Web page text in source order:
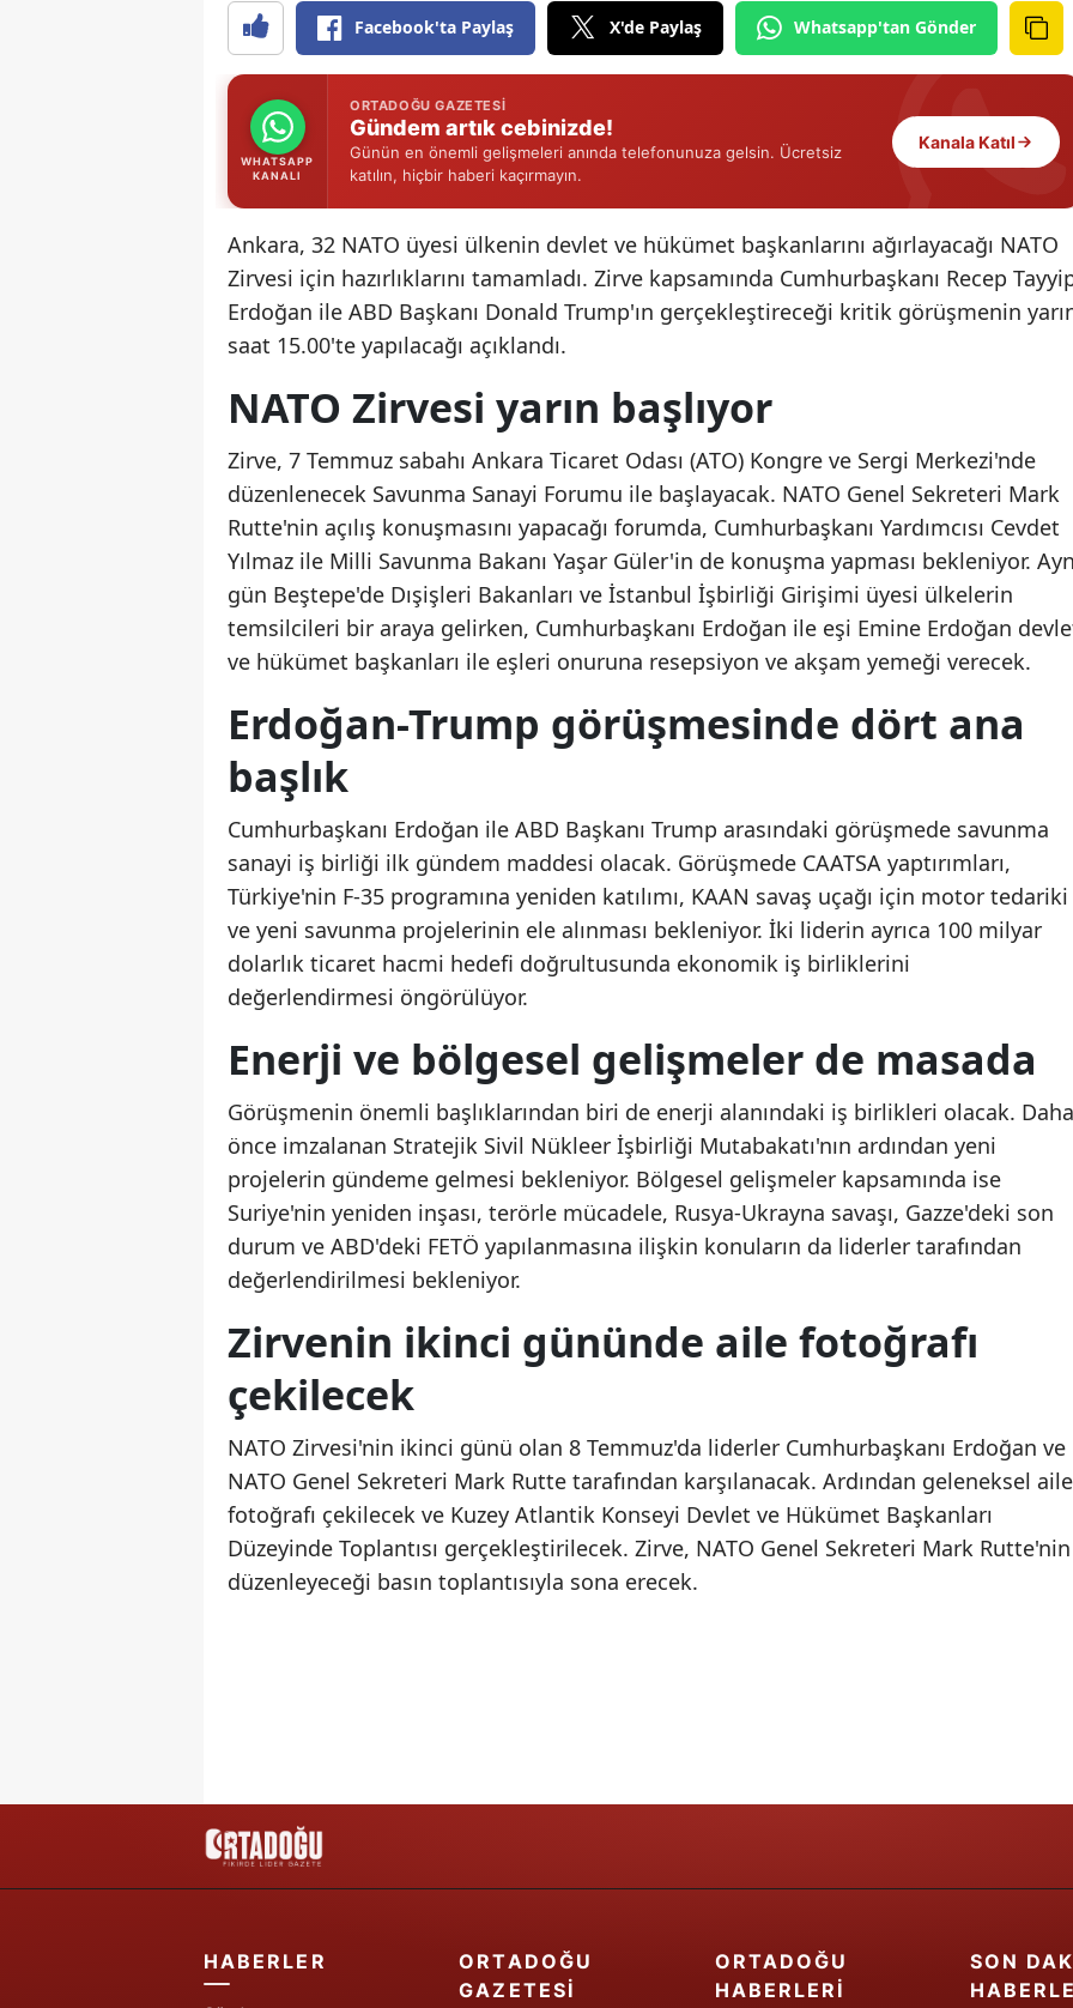
Erzurum
Gümüşhane
Hakkari
Hatay
Mersin
İstanbul
İzmir
Kastamonu
Kayseri
Kırklareli
Kocaeli
Konya
Kütahya
Malatya
Kahramanmaraş
Mardin
Muğla
Muş
Nevşehir
Ordu
Sakarya
Samsun
Siirt
Trabzon
Facebook'ta Paylaş X'de Paylaş Whatsapp'tan Gönder
WHATSAPP
KANALI
ORTADOĞU GAZETESI
Gündem artık cebinizde!
Günün en önemli gelişmeleri anında telefonunuza gelsin. Ücretsiz
katılın, hiçbir haberi kaçırmayın.
Kanala Katıl
Ankara, 32 NATO üyesi ülkenin devlet ve hükümet başkanlarını ağırlayacağı NATO
Zirvesi için hazırlıklarını tamamladı. Zirve kapsamında Cumhurbaşkanı Recep
Erdoğan ile ABD Başkanı Donald Trump'ın gerçekleştireceği kritik görüşmenin
saat 15.00'te yapılacağı açıklandı.
NATO Zirvesi yarın başlıyor
Zirve, 7 Temmuz sabahı Ankara Ticaret Odası (ATO) Kongre ve Sergi Merkezi'nde
düzenlenecek Savunma Sanayi Forumu ile başlayacak. NATO Genel Sekreteri Mark
Rutte'nin açılış konuşmasını yapacağı forumda, Cumhurbaşkanı Yardımcısı Cevdet
Yılmaz ile Milli Savunma Bakanı Yaşar Güler'in de konuşma yapması bekleniyor.
gün Beştepe'de Dışişleri Bakanları ve İstanbul İşbirliği Girişimi üyesi ülkelerin
temsilcileri bir araya gelirken, Cumhurbaşkanı Erdoğan ile eşi Emine Erdoğan
ve hükümet başkanları ile eşleri onuruna resepsiyon ve akşam yemeği verecek.
Erdoğan-Trump görüşmesinde dört ana
başlık
Cumhurbaşkanı Erdoğan ile ABD Başkanı Trump arasındaki görüşmede savunma
sanayi iş birliği ilk gündem maddesi olacak. Görüşmede CAATSA yaptırımları,
Türkiye'nin F-35 programına yeniden katılımı, KAAN savaş uçağı için motor tedariki
ve yeni savunma projelerinin ele alınması bekleniyor. İki liderin ayrıca 100 milyar
dolarlık ticaret hacmi hedefi doğrultusunda ekonomik iş birliklerini
değerlendirmesi öngörülüyor.
Enerji ve bölgesel gelişmeler de masada
Görüşmenin önemli başlıklarından biri de enerji alanındaki iş birlikleri olacak. Daha
önce imzalanan Stratejik Sivil Nükleer İşbirliği Mutabakatı'nın ardından yeni
projelerin gündeme gelmesi bekleniyor. Bölgesel gelişmeler kapsamında ise
Suriye'nin yeniden inşası, terörle mücadele, Rusya-Ukrayna savaşı, Gazze'deki son
durum ve ABD'deki FETÖ yapılanmasına ilişkin konuların da liderler tarafından
değerlendirilmesi bekleniyor.
Zirvenin ikinci gününde aile fotoğrafı
çekilecek
NATO Zirvesi'nin ikinci günü olan 8 Temmuz'da liderler Cumhurbaşkanı Erdoğan ve
NATO Genel Sekreteri Mark Rutte tarafından karşılanacak. Ardından geleneksel aile
fotoğrafı çekilecek ve Kuzey Atlantik Konseyi Devlet ve Hükümet Başkanları
Düzeyinde Toplantısı gerçekleştirilecek. Zirve, NATO Genel Sekreteri Mark Rutte'nin
düzenleyeceği basın toplantısıyla sona erecek.
İran Cumhurbaşkanı
İran Cumhurbaşkanı
HABERLER
ORTADOĞU
GAZETESI
ORTADOĞU
HABERLERI
SON